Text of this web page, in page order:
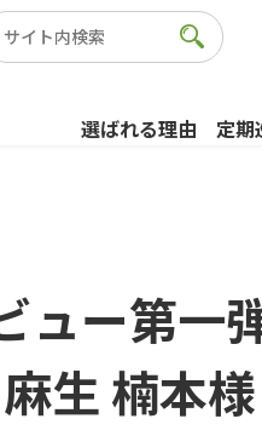
選ばれる理由 定期
ュー第一
生 楠本